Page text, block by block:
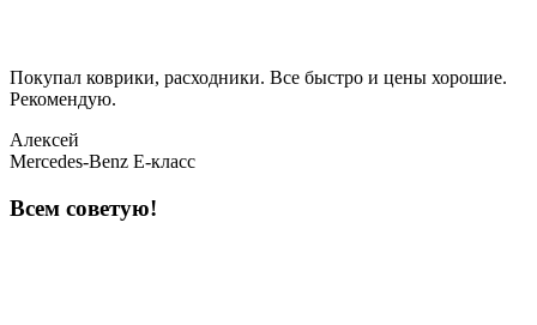
Покупал коврики, расходники. Все быстро и цены хорошие.
Рекомендую.
Алексей
Mercedes-Benz E-класс
Всем советую!